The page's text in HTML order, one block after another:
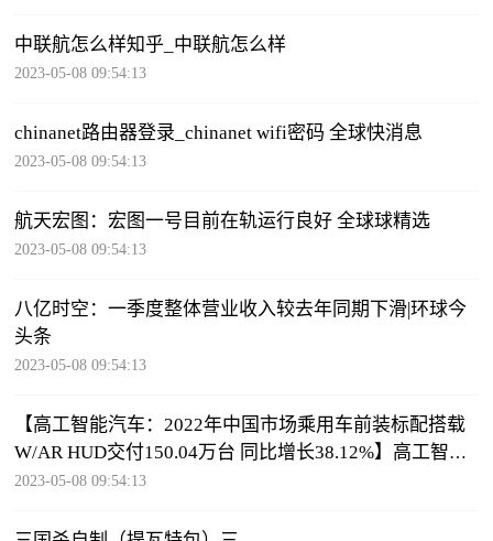
中联航怎么样知乎_中联航怎么样
2023-05-08 09:54:13
chinanet路由器登录_chinanet wifi密码 全球快消息
2023-05-08 09:54:13
航天宏图：宏图一号目前在轨运行良好 全球球精选
2023-05-08 09:54:13
八亿时空：一季度整体营业收入较去年同期下滑|环球今
头条
2023-05-08 09:54:13
【高工智能汽车：2022年中国市场乘用车前装标配搭载
W/AR HUD交付150.04万台 同比增长38.12%】高工智能
汽车研究院监测数据显示，2022年中国市
2023-05-08 09:54:13